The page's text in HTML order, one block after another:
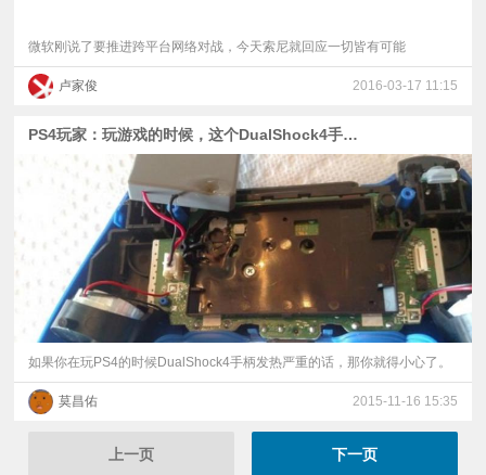
微软刚说了要推进跨平台网络对战，今天索尼就回应一切皆有可能
卢家俊 2016-03-17 11:15
PS4玩家：玩游戏的时候，这个DualShock4手柄突然就炸了
如果你在玩PS4的时候DualShock4手柄发热严重的话，那你就得小心了。
莫昌佑 2015-11-16 15:35
上一页 下一页